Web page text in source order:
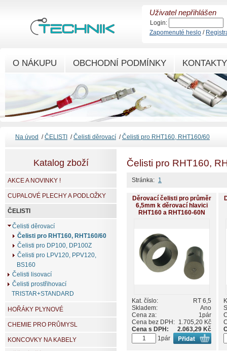
Čelisti pro RHT160,
Stránka: 1
Děrovací čelisti pro průměr
6,5mm k děrovací hlavici
RHT160 a RHT160-60N
Kat. číslo:
RT 6,5
Skladem:
Ano
Cena za:
1pár
Cena bez DPH: 1.705,20 Kč
Cena s DPH:
2.063,29 Kč
1pár
Katalog zboží
AKCE A NOVINKY !
CUPALOVÉ PLECHY A PODLOŽKY
ČELISTI
Čelisti děrovací
Čelisti pro RHT160, RHT160/60
Čelisti pro DP100, DP100Z
Čelisti pro LPV120, PPV120,
BS160
Čelisti lisovací
Čelisti prostřihovací
TRISTAR+STANDARD
HOŘÁKY PLYNOVÉ
CHEMIE PRO PRŮMYSL
KONCOVKY NA KABELY
Na úvod /ČELISTI /Čelisti děrovací /Čelisti pro RHT160, RHT160/60
O NÁKUPU OBCHODNÍ PODMÍNKY KONTAKTY
Uživatel nepřihlášen
Login:
Zapomenuté heslo /